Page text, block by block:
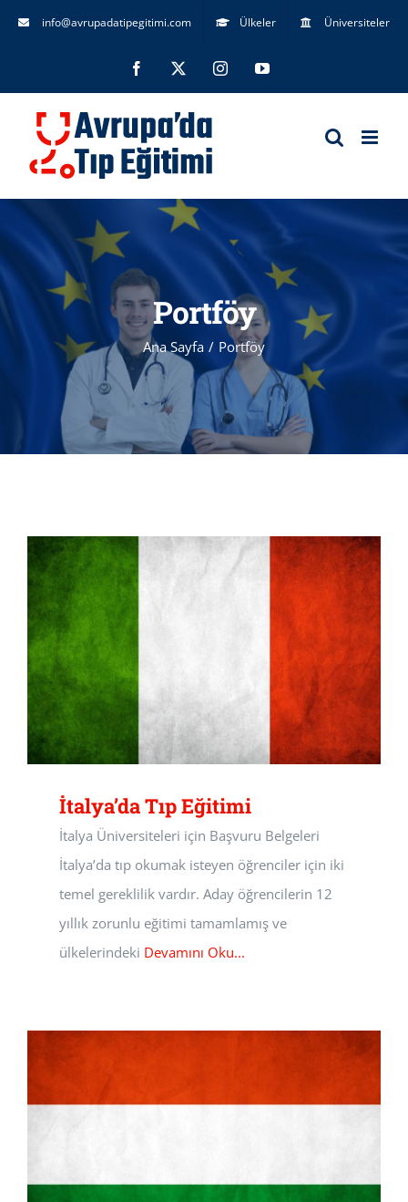
Skip
info@avrupadatipegitimi.com Ülkeler Üniversiteler
Facebook InstagramYouTube
Portföy
Ana Sayfa Portföy
İtalya’da Tıp Eğitimi
İtalya Üniversiteleri için Başvuru Belgeleri
İtalya’da tıp okumak isteyen öğrenciler için iki
temel gereklilik vardır. Aday öğrencilerin 12
yıllık zorunlu eğitimi tamamlamış ve
ülkelerindeki Devamını Oku...